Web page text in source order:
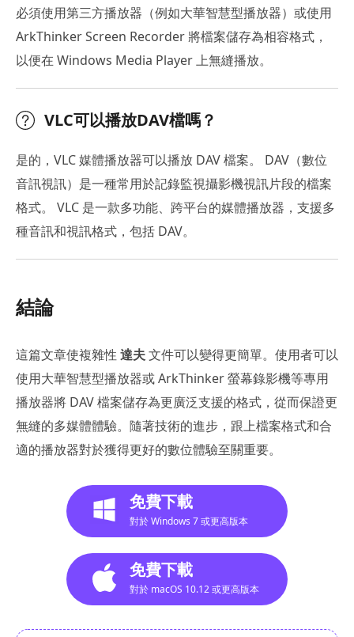
必須使用第三方播放器（例如大華智慧型播放器）或使用
ArkThinker Screen Recorder 將檔案儲存為相容格式，
以便在 Windows Media Player 上無縫播放。
VLC可以播放DAV檔嗎？
是的，VLC 媒體播放器可以播放 DAV 檔案。 DAV（數位
音訊視訊）是一種常用於記錄監視攝影機視訊片段的檔案
格式。 VLC 是一款多功能、跨平台的媒體播放器，支援多
種音訊和視訊格式，包括 DAV。
結論
這篇文章使複雜性 達夫文件可以變得更簡單。使用者可以
使用大華智慧型播放器或 ArkThinker 螢幕錄影機等專用
播放器將 DAV 檔案儲存為更廣泛支援的格式，從而保證更
無縫的多媒體體驗。隨著技術的進步，跟上檔案格式和合
適的播放器對於獲得更好的數位體驗至關重要。
免費下載
對於 Windows 7 或更高版本
免費下載
對於 macOS 10.12 或更高版本